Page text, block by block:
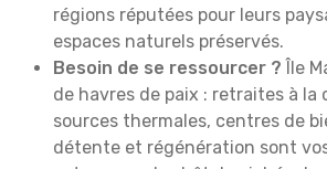
régions réputées pour leurs
espaces naturels préservés.
Besoin de se ressourcer ? Île
de havres de paix : retraites à la
sources thermales, centres de
détente et régénération sont